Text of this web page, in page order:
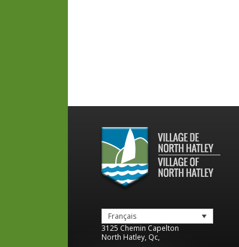
Français
3125 Chemin Capelton
North Hatley, Qc,